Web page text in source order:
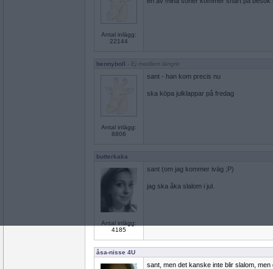
Antal inlägg:
22144
bennyboll - Ej medlem längre
Antal inlägg:
8806
sant - han kom precis nu
ska köpa julklappar på fredag
butterkaka
Antal inlägg:
4185
sant (om jag kommer iväg ;P)
jag ska åka slalom i jul.
åsa-nisse 4U
sant, men det kanske inte blir slalom,